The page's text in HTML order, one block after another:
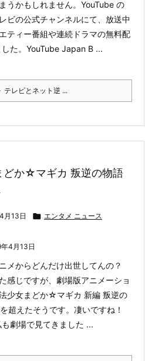
うかもしれません。YouTube の
ビの公式チャンネルにて、放送中
ティー番組や連続ドラマの無料配
た。 YouTube Japan B ...
テレビとネット逆 ...
どか☆マギカ 叛逆の物語
月13日  エンタメ ニュース
4月13日
メからどんだけ出世してんの？
感じですが、劇場版アニメーショ
少女まどか☆マギカ 新編 叛逆の
超えたそうです。凄いですね！
も劇場で見てきました ...